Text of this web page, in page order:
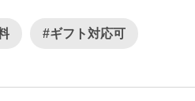
#ギフト対応可